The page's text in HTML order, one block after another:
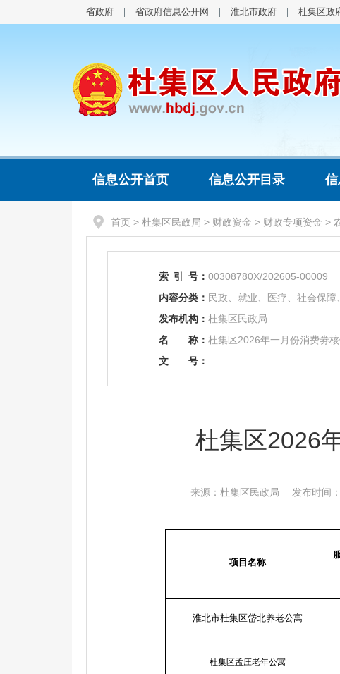
省政府 省政府信息公开网 淮北市政府 杜集区政
信息公开首页 信息公开目录
首页 > 杜集区民政局 > 财政资金 > 财政专项资金 >
索 引 号： 00308780X/202605-00009
内容分类： 民政、就业、医疗、社会保障
发布机构： 杜集区民政局
名
称： 杜集区2026年一月份消费劵
文
号：
杜集区2026
来源：杜集区民政局 发布时间
项目名称
淮北市杜集区岱北养老公寓
杜集区孟庄老年公寓